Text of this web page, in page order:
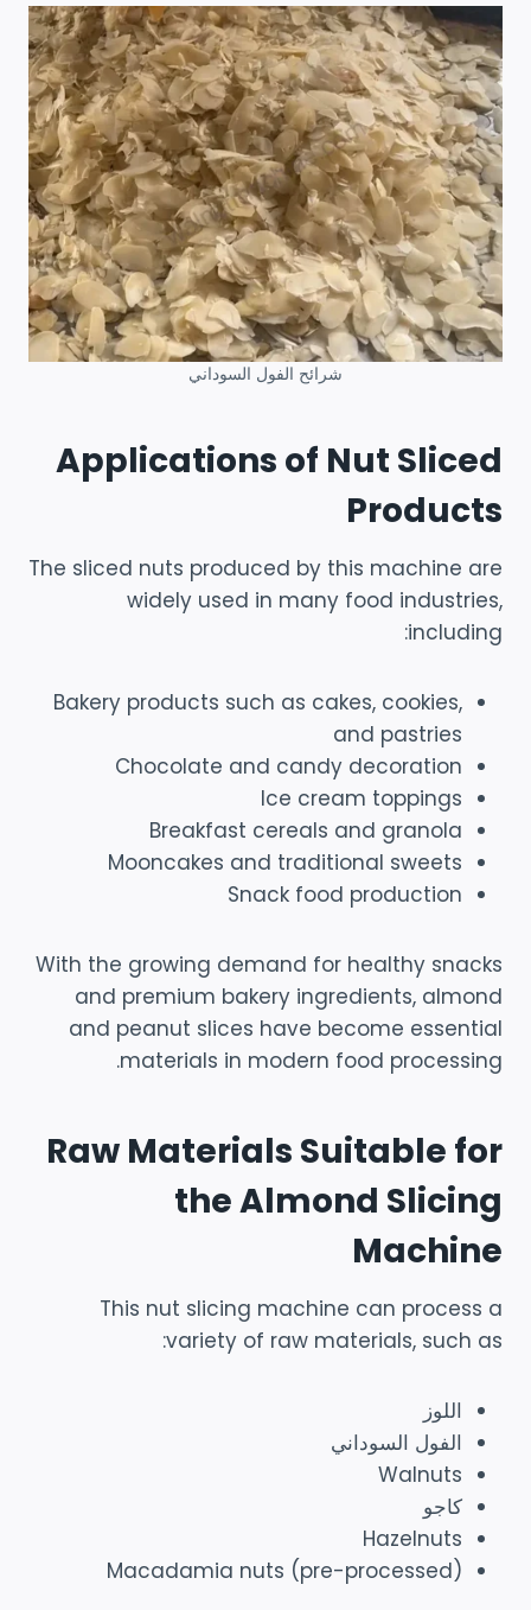
شرائح الفول السوداني
Applications of Nut Sliced
Products
The sliced nuts produced by this machine are
widely used in many food industries,
including:
Bakery products such as cakes, cookies,
and pastries
Chocolate and candy decoration
Ice cream toppings
Breakfast cereals and granola
Mooncakes and traditional sweets
Snack food production
With the growing demand for healthy snacks
and premium bakery ingredients, almond
and peanut slices have become essential
materials in modern food processing.
Raw Materials Suitable for
the Almond Slicing
Machine
This nut slicing machine can process a
variety of raw materials, such as:
اللوز
الفول السوداني
Walnuts
كاجو
Hazelnuts
Macadamia nuts (pre-processed)